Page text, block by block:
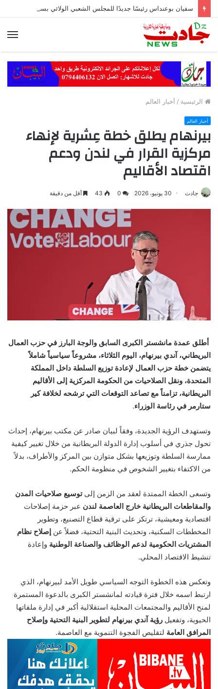
الرئيسية / أخبار العالم
أخبار العالم
بيرنهام يطلق خطة عِشرية لإنهاء
مركزية القرار في لندن ودعم
اقتصاد الأقاليم
جادت 30 يونيو، 2026 0
43 أقل من دقيقة
أطلق عمدة مانشستر الكبرى السابق والوجة البارز في حزب العمال
البريطاني، آندي بيرنهام، اليوم الثلاثاء، مشروعاً سياسياً شاملاً
يتضمن خطة حزب العمال لإعادة توزيع السلطة داخل المملكة
المتحدة، ونقل الصلاحيات من الحكومة المركزية إلى الأقاليم
البريطانية، تزامناً مع تصاعد التوقعات التي ترشحه لخلافة كير
ستارمر في رئاسة الوزراء.
وتستهدف الرؤية الجديدة، وفقاً لبيان صادر عن مكتب بيرنهام، إحداث
تحول جذري في أسلوب إدارة الدولة البريطانية من خلال تغيير كيفية
ممارسة السلطة وتوزيعها بشكل متوازن بين المركز والأطراف، بدلاً
من الاكتفاء بتغيير الشخوص في منظومة الحكم.
وتسعى الخطة الممتدة لعقد من الزمن إلىتوسيع صلاحيات المدن
والمقاطعات البريطانية خارج العاصمة لندن عبر حزمة إصلاحات
اقتصادية ومعيشية، ترتكز على ترقية قطاع التصنيع، وتطوير
المخططات السكنية، وتحديث البنية التحتية، فضلاً عن إصلاح نظام
المشتريات الحكومية لدعم الوظائف والصناعة الوطنية وإعادة
تنشيط الاقتصاد المحلي.
وتعكس هذه الخطوة التوجه السياسي طويل الأمد لبيرنهام، الذي
ارتبط اسمه خلال فترة قيادته لمانشستر الكبرى بالدعوة المستمرة
لمنح الأقاليم والمجتمعات المحلية استقلالية أكبر في إدارة ملفاتها
الحيوية، وتفعيل رؤية آندي بيرنهام لتطوير البنية التحتية وإصلاح
المرافق العامة لتقليص الفجوة التنموية مع العاصمة.